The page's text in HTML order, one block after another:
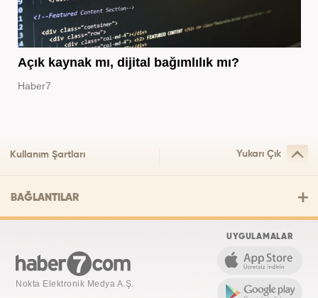
Açık kaynak mı, dijital bağımlılık mı?
Haber7
Kullanım Şartları Yukarı Çık
BAĞLANTILAR
Nokta Elektronik Medya A.Ş.
UYGULAMALAR